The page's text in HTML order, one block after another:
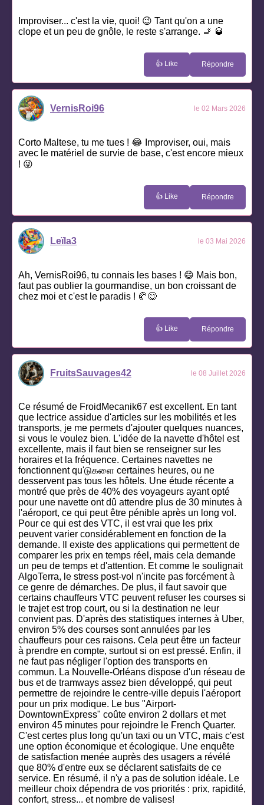
Improviser... c'est la vie, quoi! 😉 Tant qu'on a une
clope et un peu de gnôle, le reste s'arrange. 🚬 🥃
👍 Like Répondre
VernisRoi96 le 02 Mars 2026
Corto Maltese, tu me tues ! 😂 Improviser, oui, mais
avec le matériel de survie de base, c'est encore mieux
! 😜
👍 Like Répondre
Leïla3 le 03 Mai 2026
Ah, VernisRoi96, tu connais les bases ! 😄 Mais bon,
faut pas oublier la gourmandise, un bon croissant de
chez moi et c'est le paradis ! 🥐😋
👍 Like Répondre
FruitsSauvages42 le 08 Juillet 2026
Ce résumé de FroidMecanik67 est excellent. En tant
que lectrice assidue d'articles sur les mobilités et les
transports, je me permets d'ajouter quelques nuances,
si vous le voulez bien. L'idée de la navette d'hôtel est
excellente, mais il faut bien se renseigner sur les
horaires et la fréquence. Certaines navettes ne
fonctionnent qu'டுகளை certaines heures, ou ne
desservent pas tous les hôtels. Une étude récente a
montré que près de 40% des voyageurs ayant opté
pour une navette ont dû attendre plus de 30 minutes à
l'aéroport, ce qui peut être pénible après un long vol.
Pour ce qui est des VTC, il est vrai que les prix
peuvent varier considérablement en fonction de la
demande. Il existe des applications qui permettent de
comparer les prix en temps réel, mais cela demande
un peu de temps et d'attention. Et comme le soulignait
AlgoTerra, le stress post-vol n'incite pas forcément à
ce genre de démarches. De plus, il faut savoir que
certains chauffeurs VTC peuvent refuser les courses si
le trajet est trop court, ou si la destination ne leur
convient pas. D'après des statistiques internes à Uber,
environ 5% des courses sont annulées par les
chauffeurs pour ces raisons. Cela peut être un facteur
à prendre en compte, surtout si on est pressé. Enfin, il
ne faut pas négliger l'option des transports en
commun. La Nouvelle-Orléans dispose d'un réseau de
bus et de tramways assez bien développé, qui peut
permettre de rejoindre le centre-ville depuis l'aéroport
pour un prix modique. Le bus "Airport-
DowntownExpress" coûte environ 2 dollars et met
environ 45 minutes pour rejoindre le French Quarter.
C'est certes plus long qu'un taxi ou un VTC, mais c'est
une option économique et écologique. Une enquête
de satisfaction menée auprès des usagers a révélé
que 80% d'entre eux se déclarent satisfaits de ce
service. En résumé, il n'y a pas de solution idéale. Le
meilleur choix dépendra de vos priorités : prix, rapidité,
confort, stress... et nombre de valises!